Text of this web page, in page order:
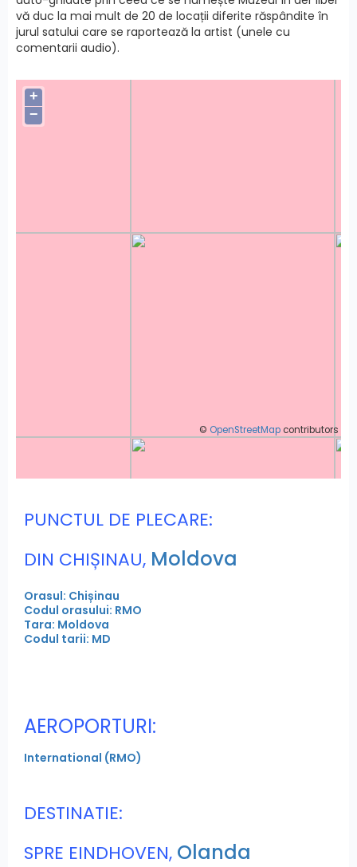
vă duc la mai mult de 20 de locații diferite răspândite în
jurul satului care se raportează la artist (unele cu
comentarii audio).
+
−
© OpenStreetMap contributors
PUNCTUL DE PLECARE:
DIN CHIȘINAU, Moldova
Orasul: Chișinau
Codul orasului: RMO
Tara: Moldova
Codul tarii: MD
AEROPORTURI:
International (RMO)
DESTINATIE:
SPRE EINDHOVEN, Olanda